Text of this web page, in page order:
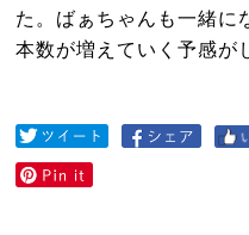
た。ばぁちゃんも一緒に
本数が増えていく予感が